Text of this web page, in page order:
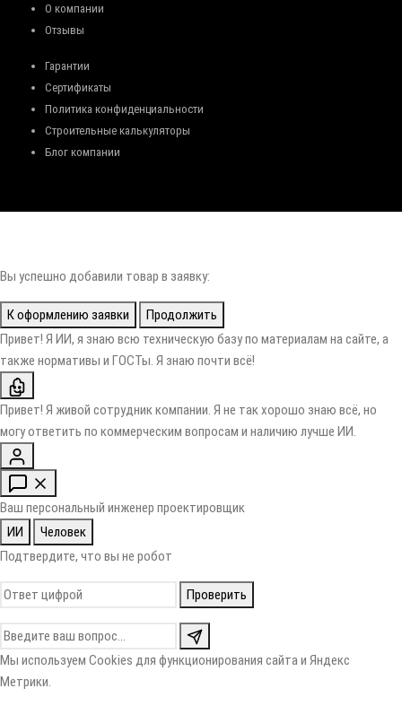
О компании
Отзывы
Гарантии
Сертификаты
Политика конфиденциальности
Строительные калькуляторы
Блог компании
Вы успешно добавили товар в заявку:
К оформлению заявки
Продолжить
Привет! Я ИИ, я знаю всю техническую базу по материалам на сайте, а
также нормативы и ГОСТы. Я знаю почти всё!
Привет! Я живой сотрудник компании. Я не так хорошо знаю всё, но
могу ответить по коммерческим вопросам и наличию лучше ИИ.
Ваш персональный инженер проектировщик
ИИ
Человек
Подтвердите, что вы не робот
Проверить
Мы используем Cookies для функционирования сайта и Яндекс
Метрики.